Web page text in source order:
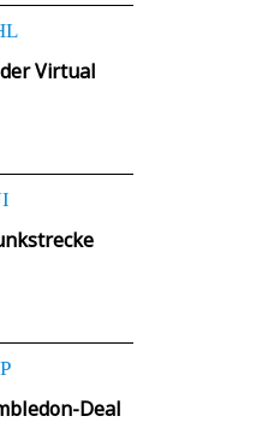
Virtual
Deal